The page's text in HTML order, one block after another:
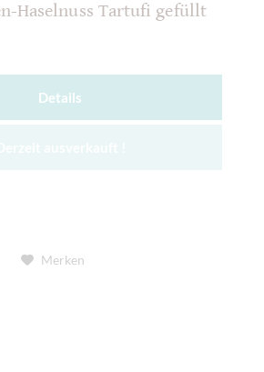
Haselnuss Tartufi gefüllt
Details
Merken